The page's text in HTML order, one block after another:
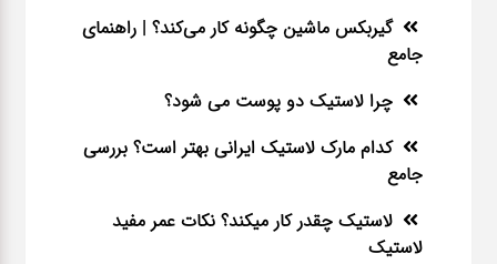
گیربکس ماشین چگونه کار می‌کند؟ | راهنمای
جامع
چرا لاستیک دو پوست می شود؟
کدام مارک لاستیک ایرانی بهتر است؟ بررسی
جامع
لاستیک چقدر کار میکند؟ نکات عمر مفید
لاستیک